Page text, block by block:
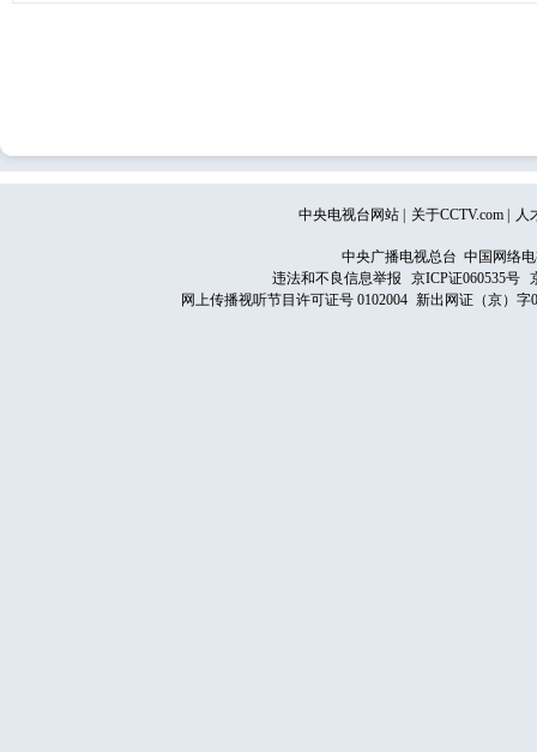
中央电视台网站 关于CCTV.com 人
中央广播电视总台 中国网络
违法和不良信息举报
京ICP证060535号
网上传播视听节目许可证号 0102004 新出网证（京）